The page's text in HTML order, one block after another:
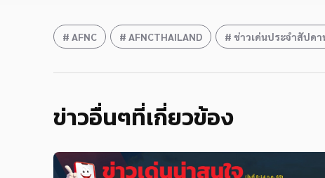
AFNC AFNCTHAILAND ข่าวเด่นประจำสัปดา
ข่าวอื่นๆที่เกี่ยวข้อง